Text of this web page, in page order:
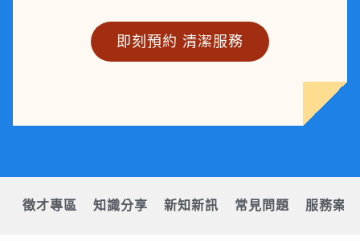
即刻預約 清潔服務
徵才專區 知識分享 新知新訊 常見問題 服務案例